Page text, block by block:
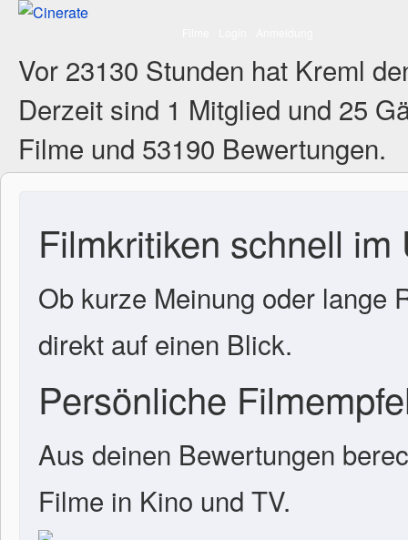
Vor 23130 Stunden hat Kreml
Derzeit sind 1 Mitglied und 25
Filme und 53190 Bewertungen.
Filmkritiken schnell im
Ob kurze Meinung oder lange
direkt auf einen Blick.
Persönliche
Aus deinen Bewertungen
Filme in Kino und TV.